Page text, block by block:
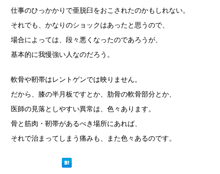
仕事のひっかかりで亜脱臼をおこされたのかもしれない。
それでも、かなりのショックはあったと思うので、
場合によっては、段々悪くなったのであろうが、
基本的に我慢強い人なのだろう。
軟骨や靭帯はレントゲンでは映りません。
だから、膝の半月板ですとか、肋骨の軟骨部分とか、
医師の見落としやすい異常は、色々あります。
骨と筋肉・靭帯があるべき場所にあれば、
それで治まってしまう痛みも、また色々あるのです。